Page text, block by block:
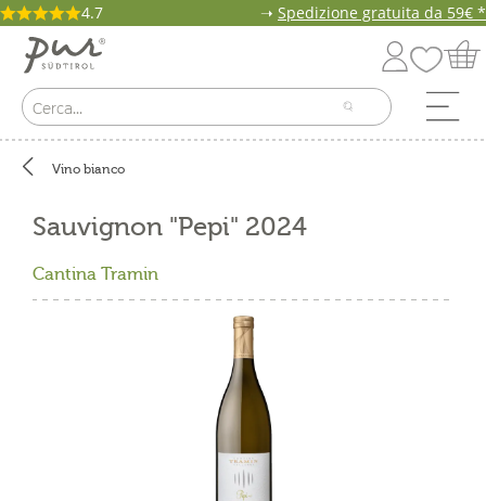
4.7 ➝ Spedizione gratuita da 59€ *
Vino bianco
Sauvignon "Pepi" 2024
Cantina Tramin